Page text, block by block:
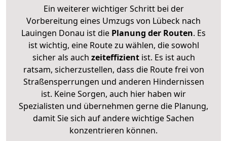
Ein weiterer wichtiger Schritt bei der
Vorbereitung eines Umzugs von Lübeck nach
Lauingen Donau ist die Planung der Routen. Es
ist wichtig, eine Route zu wählen, die sowohl
sicher als auch zeiteffizientist. Es ist auch
ratsam, sicherzustellen, dass die Route frei von
Straßensperrungen und anderen Hindernissen
ist. Keine Sorgen, auch hier haben wir
Spezialisten und übernehmen gerne die Planung,
damit Sie sich auf andere wichtige Sachen
konzentrieren können.